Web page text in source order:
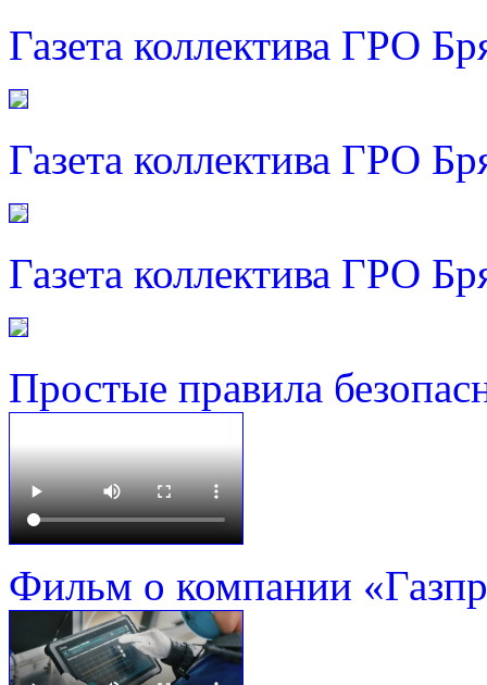
Газета коллектива ГРО
Газета коллектива ГРО
Газета коллектива ГРО
Простые правила
Фильм о компании